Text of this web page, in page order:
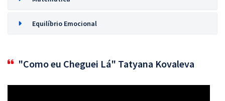
Equilíbrio Emocional
"Como eu Cheguei Lá" Tatyana Kovaleva